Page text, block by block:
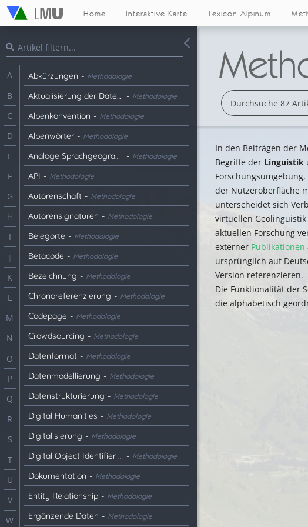
Home Interaktive Karte Lexicon Alpinum
In den Beiträgen der
Begriffe der Linguistik
der Nutzeroberfläche
unterscheidet sich
virtuellen
aktuellen Forschung
externer Publikationen
ursprünglich auf
Version referenzieren.
Die Funktionalität der
die alphabetisch
A
B
C
D
E
F
G
H
I
J
K
L
M
N
O
P
Q
R
S
T
U
V
W
Abkürzungen - Methodologie
Aktualisierung der Daten für die Visualisierung - Methodologie
Alpenkonvention - Methodologie
Alpenwörter - Methodologie
Analoge Sprachgeographie - Methodologie
API - Methodologie
Autorenschaft - Methodologie
Autorensignaturen - Methodologie
Belegorte - Methodologie
Betacode - Methodologie
Bezeichnung - Methodologie
Chronoreferenzierung - Methodologie
Codepage - Methodologie
Crowdsourcing - Methodologie
Datenformat - Methodologie
Datenmodellierung - Methodologie
Datenstrukturierung - Methodologie
Digital Humanities - Methodologie
Digitalisierung - Methodologie
Digital Object Identifier (DOI) - Methodologie
Dokumentation - Methodologie
Entity Relationship - Methodologie
Ergänzende Daten - Methodologie